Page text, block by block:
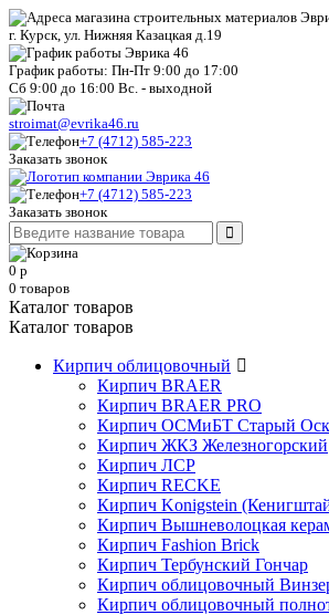
г. Курск, ул. Нижняя Казацкая д.19
График работы: Пн-Пт 9:00 до 17:00
Сб 9:00 до 16:00 Вс. - выходной
stroimat@evrika46.ru
+7 (4712) 585-223
Заказать звонок
+7 (4712) 585-223
Заказать звонок
0 р
0 товаров
Каталог товаров
Каталог товаров
Кирпич облицовочный
Кирпич BRAER
Кирпич BRAER PRO
Кирпич ОСМиБТ Старый
Кирпич ЖКЗ Железногорский
Кирпич ЛСР
Кирпич RECKE
Кирпич Konigstein
Кирпич Вышневолоцкая
Кирпич Fashion Brick
Кирпич Тербунский Гончар
Кирпич облицовочный
Кирпич облицовочный